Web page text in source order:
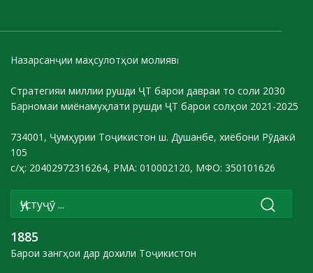
Назарсанҷии маҳсулотҳои молиявӣ
Стратегияи миллии рушди ҶТ барои давраи то соли 2030
Барномаи миёнамуҳлати рушди ҶТ барои солҳои 2021-2025
734001, Ҷумҳурии Тоҷикистон ш. Душанбе, хиёбони Рӯдакӣ
105
с/ҳ: 20402972316264, РМА: 010002120, МФО: 350101626
1885
Барои зангҳои дар дохили Тоҷикистон